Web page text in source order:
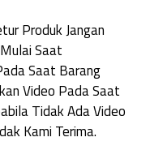
Produk Jangan
Saat
Saat Barang
Video Pada Saat
Tidak Ada Video
Kami Terima.